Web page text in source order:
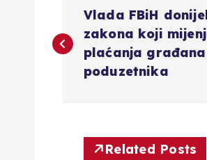
a
Vlada FBiH
zakona koji
plaćanja
poduzetnika
Related Posts